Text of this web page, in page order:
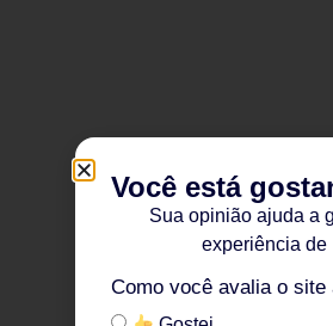
Você está
Sua opinião ajuda a
experiência de
Como você avalia o site